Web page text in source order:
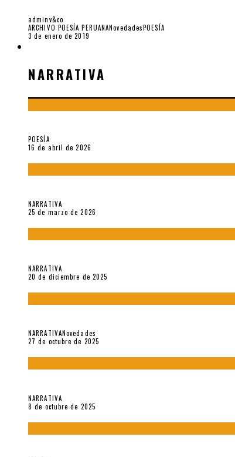
adminv&co
ARCHIVO POESÍA PERUANANovedadesPOESÍA
3 de enero de 2019
NARRATIVA
POESÍA
16 de abril de 2026
NARRATIVA
25 de marzo de 2026
NARRATIVA
20 de diciembre de 2025
NARRATIVANovedades
27 de octubre de 2025
NARRATIVA
8 de octubre de 2025